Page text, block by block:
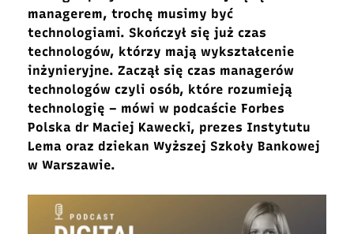
managerem, trochę musimy być
technologiami. Skończył się już czas
technologów, którzy mają wykształcenie
inżynieryjne. Zaczął się czas managerów
technologów czyli osób, które rozumieją
technologię – mówi w podcaście Forbes
Polska dr Maciej Kawecki, prezes Instytutu
Lema oraz dziekan Wyższej Szkoły Bankowej
w Warszawie.